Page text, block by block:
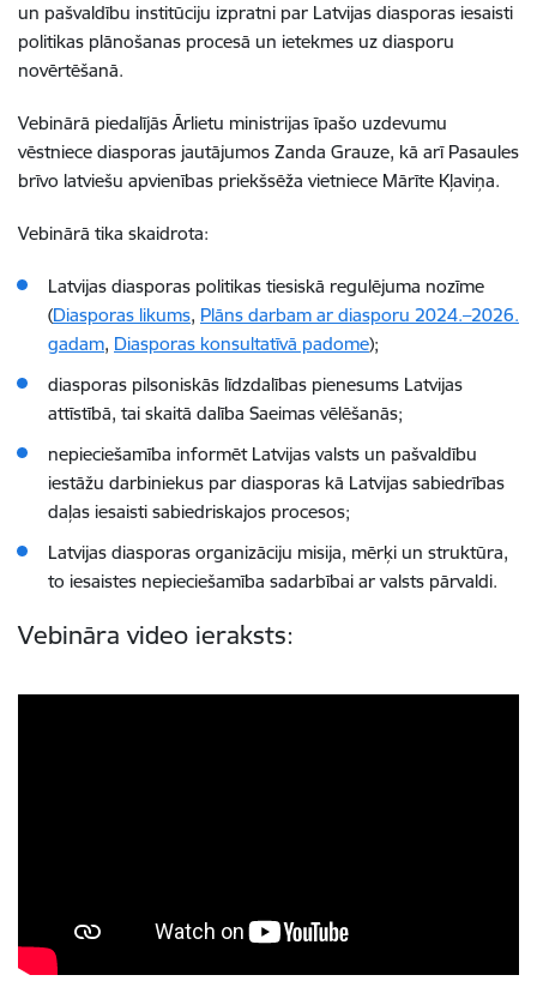
un pašvaldību institūciju izpratni par Latvijas diasporas iesaisti
politikas plānošanas procesā un ietekmes uz diasporu
novērtēšanā.
Vebinārā piedalījās Ārlietu ministrijas īpašo uzdevumu
vēstniece diasporas jautājumos Zanda Grauze, kā arī Pasaules
brīvo latviešu apvienības priekšsēža vietniece Mārīte Kļaviņa.
Vebinārā tika skaidrota:
Latvijas diasporas politikas tiesiskā regulējuma nozīme
(Diasporas likums, Plāns darbam ar diasporu 2024.–2026.
gadam, Diasporas konsultatīvā padome);
diasporas pilsoniskās līdzdalības pienesums Latvijas
attīstībā, tai skaitā dalība Saeimas vēlēšanās;
nepieciešamība informēt Latvijas valsts un pašvaldību
iestāžu darbiniekus par diasporas kā Latvijas sabiedrības
daļas iesaisti sabiedriskajos procesos;
Latvijas diasporas organizāciju misija, mērķi un struktūra,
to iesaistes nepieciešamība sadarbībai ar valsts pārvaldi.
Vebināra video ieraksts: